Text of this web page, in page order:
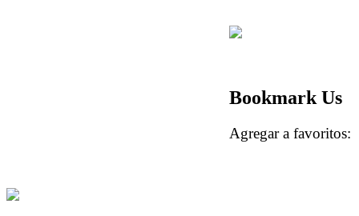
Bookmark Us
Agregar a